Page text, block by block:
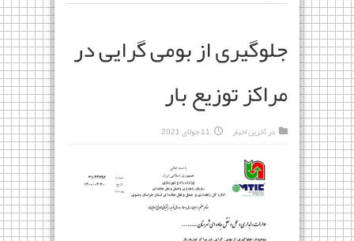
جلوگیری از بومی گرایی در
مراکز توزیع بار
درآخرین اخبار 11 جولای 2021